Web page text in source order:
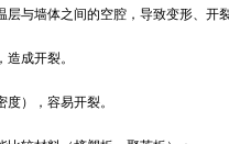
墙体之间的空腔，导致变形、开裂
成开裂。
），容易开裂。